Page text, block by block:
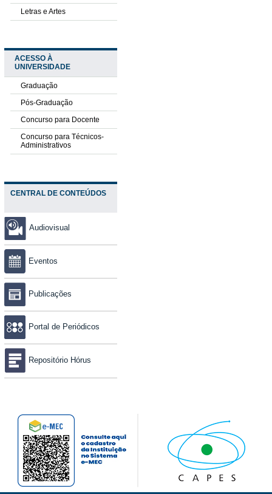
Letras e Artes
ACESSO À
UNIVERSIDADE
Graduação
Pós-Graduação
Concurso para Docente
Concurso para Técnicos-
Administrativos
CENTRAL DE CONTEÚDOS
Audiovisual
Eventos
Publicações
Portal de Periódicos
Repositório Hórus